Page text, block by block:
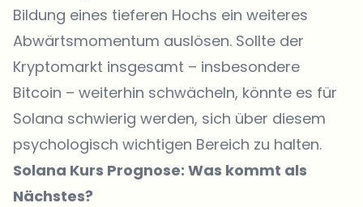
Bildung eines tieferen Hochs ein weiteres
Abwärtsmomentum auslösen. Sollte der
Kryptomarkt insgesamt – insbesondere
Bitcoin – weiterhin schwächeln, könnte es für
Solana schwierig werden, sich über diesem
psychologisch wichtigen Bereich zu halten.
Solana Kurs Prognose: Was kommt als
Nächstes?